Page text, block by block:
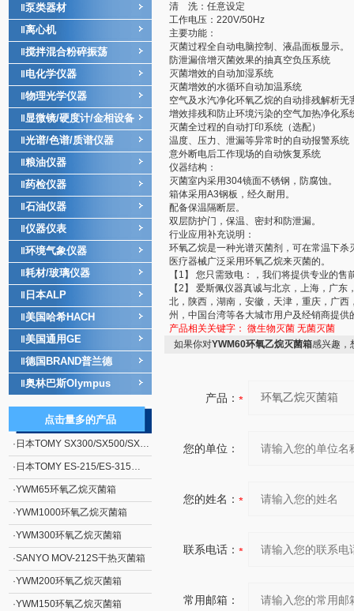
泵类器材
离心机
搅拌混合粉碎振荡
电化学仪器
物理光学仪器
显微镜/硬度计/金相设备
光谱/色谱/质谱仪器
粮油仪器
药检仪器
石油仪器
仪器仪表
环境气象仪器
耗材/玻璃仪器
日本ALP
美国哈希HACH
美国通用GE
德国BRAND普兰德
奥林巴斯Olympus
点击量多的产品
· 日本TOMY SX300/SX500/SX700高压蒸汽灭菌器
· 日本TOMY ES-215/ES-315高压蒸汽灭菌器
·YWM65环氧乙烷灭菌箱
·YWM1000环氧乙烷灭菌箱
·YWM300环氧乙烷灭菌箱
·SANYO MOV-212S干热灭菌箱
·YWM200环氧乙烷灭菌箱
·YWM150环氧乙烷灭菌箱
清 洗：任意设定
工作电压：220V/50Hz
主要功能：
灭菌过程全自动电脑控制、液晶面板显示。
防泄漏倍增灭菌效果的抽真空负压系统
灭菌增效的自动加湿系统
灭菌增效的水循环自动加温系统
空气及水汽净化环氧乙烷的自动排残解析无
增效排残和防止环境污染的空气加热净化系
灭菌全过程的自动打印系统（选配）
温度、压力、泄漏等异常时的自动报警系统
意外断电后工作现场的自动恢复系统
仪器结构：
灭菌室内采用304镜面不锈钢，防腐蚀。
箱体采用A3钢板，经久耐用。
配备保温隔断层。
双层防护门，保温、密封和防泄漏。
行业应用补充说明：
环氧乙烷是一种光谱灭菌剂，可在常温下
医疗器械广泛采用环氧乙烷来灭菌的。
【1】 您只需致电：，我们将提供专业的售
【2】 爱斯佩仪器真诚与北京，上海，广
北，陕西，湖南，安徽，天津，重庆，广
州，中国台湾等各大城市用户及经销商提
产品相关关键字： 微生物灭菌 无菌灭菌
如果你对YWM60环氧乙烷灭菌箱感兴趣，
产品：
您的单位：
您的姓名：
联系电话：
常用邮箱：